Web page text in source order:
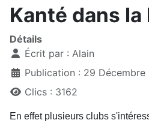
Kanté dans
Détails
Écrit par : Alain
Publication : 29 Décembre
Clics : 3162
En effet plusieurs clubs